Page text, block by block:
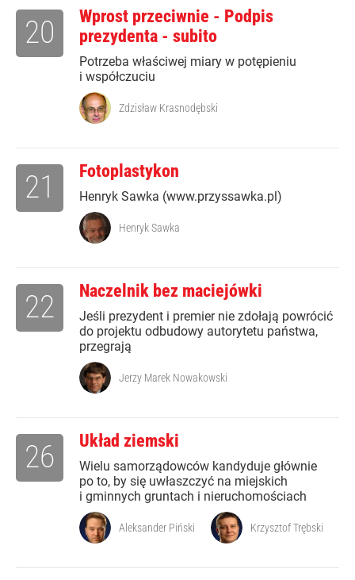
Wprost przeciwnie - Podpis
prezydenta - subito
Potrzeba właściwej miary w potępieniu
i współczuciu
20
Zdzisław Krasnodębski
Fotoplastykon
Henryk Sawka (www.przyssawka.pl)
21
Henryk Sawka
Naczelnik bez maciejówki
Jeśli prezydent i premier nie zdołają powrócić
do projektu odbudowy autorytetu państwa,
przegrają
22
Jerzy Marek Nowakowski
Układ ziemski
Wielu samorządowców kandyduje głównie
po to, by się uwłaszczyć na miejskich
i gminnych gruntach i nieruchomościach
26
Aleksander Piński Krzysztof Trębski